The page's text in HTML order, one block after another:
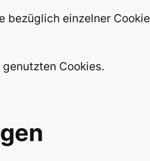
bezüglich einzelner Cookie
Cookies.